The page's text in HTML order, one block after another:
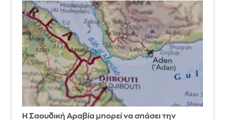
Η Σαουδική Αραβία μπορεί να σπάσει την